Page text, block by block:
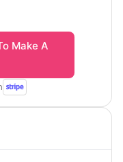
Make A